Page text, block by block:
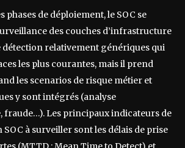
phases de déploiement, le SOC se
des couches d’infrastructure
détection relativement génériques qui
les plus courantes, mais il prend
les scenarios de risque métier et
y sont intégrés (analyse
fraude…). Les principaux indicateurs de
à surveiller sont les délais de prise